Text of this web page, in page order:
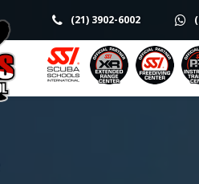
(21) 3902-6002